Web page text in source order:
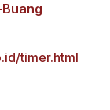
timer.html